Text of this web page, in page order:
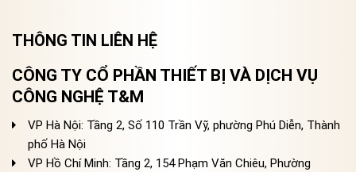
THÔNG TIN LIÊN HỆ
CÔNG TY CỔ PHẦN THIẾT BỊ VÀ DỊCH VỤ
CÔNG NGHỆ T&M
VP Hà Nội: Tầng 2, Số 110 Trần Vỹ, phường Phú Diễn, Thành
phố Hà Nội
VP Hồ Chí Minh: Tầng 2, 154 Phạm Văn Chiêu, Phường